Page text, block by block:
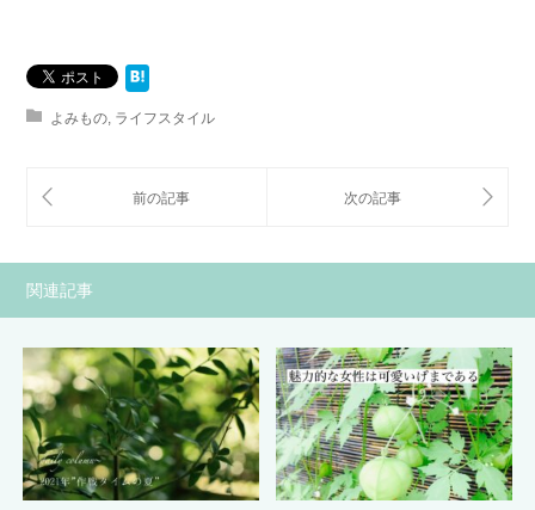
よみもの ライフスタイル
関連記事